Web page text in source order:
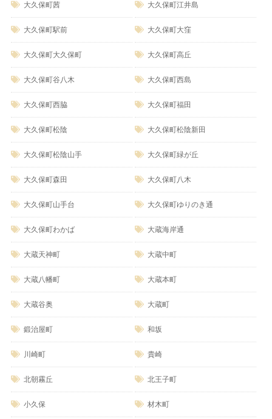
大久保町茜 大久保町江井島
大久保町駅前 大久保町大窪
大久保町大久保町 大久保町高丘
大久保町谷八木 大久保町西島
大久保町西脇 大久保町福田
大久保町松陰 大久保町松陰新田
大久保町松陰山手 大久保町緑が丘
大久保町森田 大久保町八木
大久保町山手台 大久保町ゆりのき通
大久保町わかば 大蔵海岸通
大蔵天神町 大蔵中町
大蔵八幡町 大蔵本町
大蔵谷奥 大蔵町
鍛治屋町 和坂
川崎町 貴崎
北朝霧丘 北王子町
小久保 材木町